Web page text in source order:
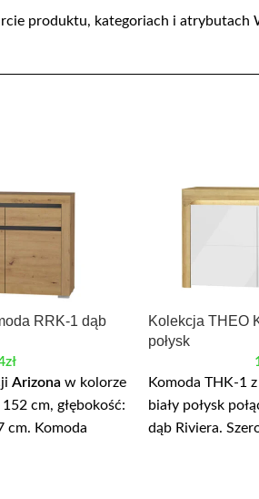
produktu, kategoriach i
RRK-1 dąb
zł
Arizonaw kolorze
cm, głębokość:
cm. Komoda
Kolekcja THEO
połysk
Komoda THK-1
biały połysk
dąb Riviera.